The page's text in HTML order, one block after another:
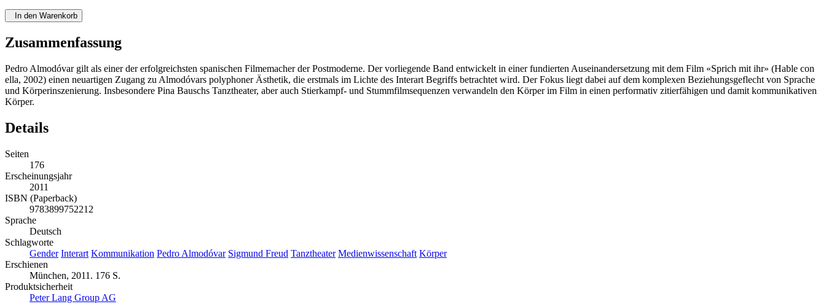
In den Warenkorb
Zusammenfassung
Pedro Almodóvar gilt als einer der erfolgreichsten spanischen Filmemacher der Postmoderne. Der vorliegende Band entwickelt in einer fundierten Auseinandersetzung mit dem Film «Sprich mit ihr» (Hable con
ella, 2002) einen neuartigen Zugang zu Almodóvars polyphoner Ästhetik, die erstmals im Lichte des Interart Begriffs betrachtet wird. Der Fokus liegt dabei auf dem komplexen Beziehungsgeflecht von Sprache
und Körperinszenierung. Insbesondere Pina Bauschs Tanztheater, aber auch Stierkampf- und Stummfilmsequenzen verwandeln den Körper im Film in einen performativ zitierfähigen und damit kommunikativen
Körper.
Details
Seiten
176
Erscheinungsjahr
2011
ISBN (Paperback)
9783899752212
Sprache
Deutsch
Schlagworte
Gender Interart Kommunikation Pedro Almodóvar Sigmund Freud Tanztheater Medienwissenschaft Körper
Erschienen
München, 2011. 176 S.
Produktsicherheit
Peter Lang Group AG